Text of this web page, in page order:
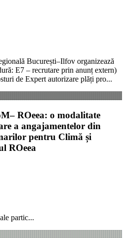
București–Ilfov organizează
E7 – recrutare prin anunț extern)
de Expert autorizare plăți pro...
ROeea: o modalitate
a angajamentelor din
pentru Climă și
ROeea
partic...